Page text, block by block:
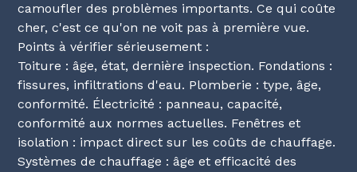
camoufler des problèmes importants. Ce qui coûte
cher, c'est ce qu'on ne voit pas à première vue.
Points à vérifier sérieusement :
Toiture : âge, état, dernière inspection. Fondations :
fissures, infiltrations d'eau. Plomberie : type, âge,
conformité. Électricité : panneau, capacité,
conformité aux normes actuelles. Fenêtres et
isolation : impact direct sur les coûts de chauffage.
Systèmes de chauffage : âge et efficacité des